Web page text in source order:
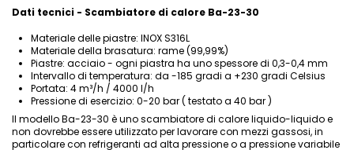
Dati tecnici - Scambiatore di calore Ba-23-30
Materiale delle piastre: INOX S316L
Materiale della brasatura: rame (99,99%)
Piastre: acciaio - ogni piastra ha uno spessore di 0,3-0,4 mm
Intervallo di temperatura: da -185 gradi a +230 gradi Celsius
Portata: 4 m³/h / 4000 l/h
Pressione di esercizio: 0-20 bar ( testato a 40 bar )
Il modello Ba-23-30 è uno scambiatore di calore liquido-liquido e
non dovrebbe essere utilizzato per lavorare con mezzi gassosi, in
particolare con refrigeranti ad alta pressione o a pressione variabile